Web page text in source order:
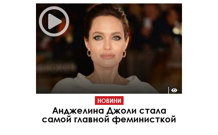
НОВИНИ
Анджелина Джоли стала
самой главной феминисткой